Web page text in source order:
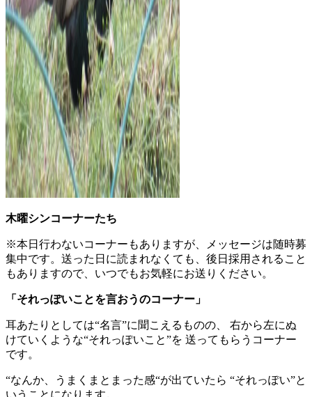
木曜シンコーナーたち
※本日行わないコーナーもありますが、メッセージは随時募
集中です。送った日に読まれなくても、後日採用されること
もありますので、いつでもお気軽にお送りください。
「 それっぽいことを言おうのコーナー 」
耳あたりとしては“名言”に聞こえるものの、 右から左にぬ
けていくような“それっぽいこと”を 送ってもらうコーナー
です。
“なんか、うまくまとまった感“が出ていたら “それっぽい”と